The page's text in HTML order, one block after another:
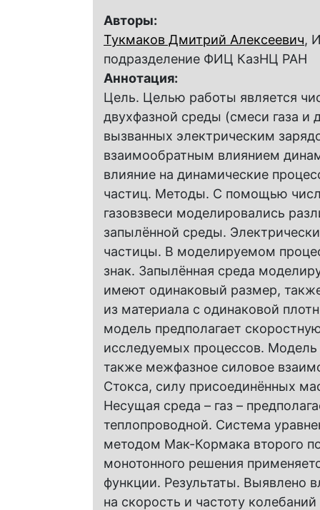
Авторы:
Тукмаков Дмитрий Алексеевич,
подразделение ФИЦ КазНЦ РАН
Аннотация:
Цель. Целью работы является
двухфазной среды (смеси газа и
вызванных электрическим
взаимообратным влиянием
влияние на динамические
частиц. Методы. С помощью
газовзвеси моделировались
запылённой среды.
частицы. В моделируемом
знак. Запылённая среда
имеют одинаковый размер,
из материала с одинаковой
модель предполагает
исследуемых процессов.
также межфазное силовое
Стокса, силу присоединённых
Несущая среда – газ –
теплопроводной. Система
методом Мак-Кормака второго
монотонного решения
функции. Результаты. Выявлено
на скорость и частоту